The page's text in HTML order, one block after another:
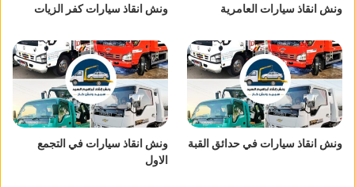
ونش انقاذ سيارات العامرية ونش انقاذ سيارات كفر الزيات
ونش انقاذ سيارات في حدائق القبة
ونش انقاذ سيارات في التجمع
الاول